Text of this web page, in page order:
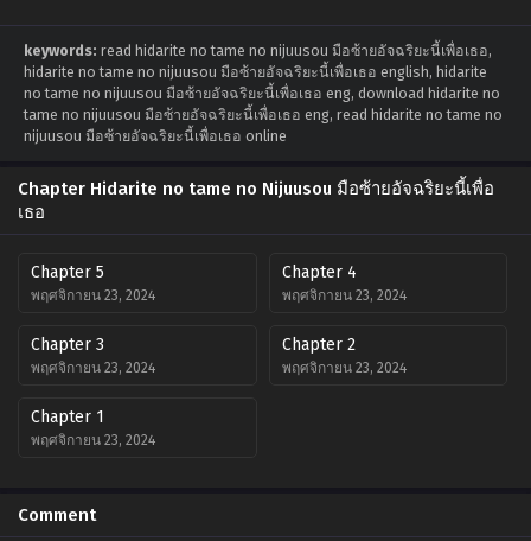
keywords: read hidarite no tame no nijuusou มือซ้ายอัจฉริยะนี้เพื่อเธอ,
hidarite no tame no nijuusou มือซ้ายอัจฉริยะนี้เพื่อเธอ english, hidarite
no tame no nijuusou มือซ้ายอัจฉริยะนี้เพื่อเธอ eng, download hidarite no
tame no nijuusou มือซ้ายอัจฉริยะนี้เพื่อเธอ eng, read hidarite no tame no
nijuusou มือซ้ายอัจฉริยะนี้เพื่อเธอ online
Chapter Hidarite no tame no Nijuusou มือซ้ายอัจฉริยะนี้เพื่อ
เธอ
Chapter 5
พฤศจิกายน 23, 2024
Chapter 4
พฤศจิกายน 23, 2024
Chapter 3
พฤศจิกายน 23, 2024
Chapter 2
พฤศจิกายน 23, 2024
Chapter 1
พฤศจิกายน 23, 2024
Comment